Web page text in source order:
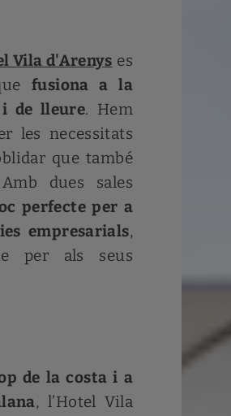
Vila d'Arenys es
fusiona a la
i de lleure. Hem
les necessitats
que també
dues sales
perfecte per a
empresarials,
per als seus
de la costa i a
, l’Hotel Vila